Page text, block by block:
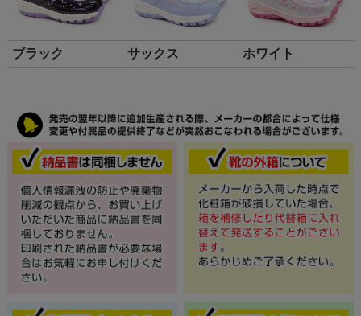
ブラック サックス ホワイト